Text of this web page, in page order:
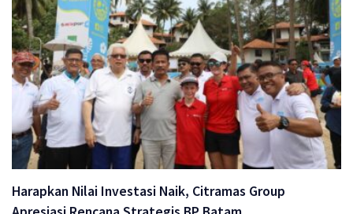
Harapkan Nilai Investasi Naik, Citramas Group